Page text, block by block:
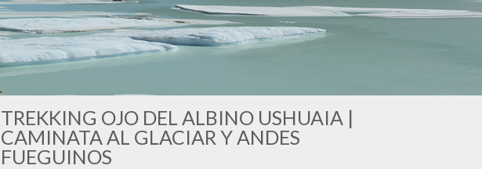
TREKKING OJO DEL ALBINO USHUAIA |
CAMINATA AL GLACIAR Y ANDES
FUEGUINOS